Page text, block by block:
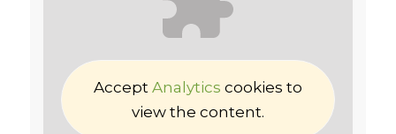
Accept Analytics cookies to
view the content.